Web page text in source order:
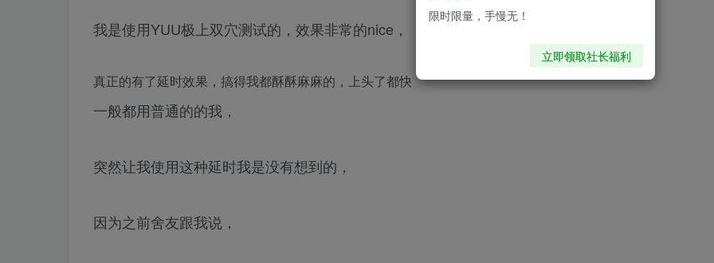
我是使用YUU极上双穴测试的，效果非常的nice，
真正的有了延时效果，搞得我都酥酥麻麻的，上头了都快
一般都用普通的的我，
突然让我使用这种延时我是没有想到的，
因为之前舍友跟我说，
限时限量，手慢无！
立即领取社长福利